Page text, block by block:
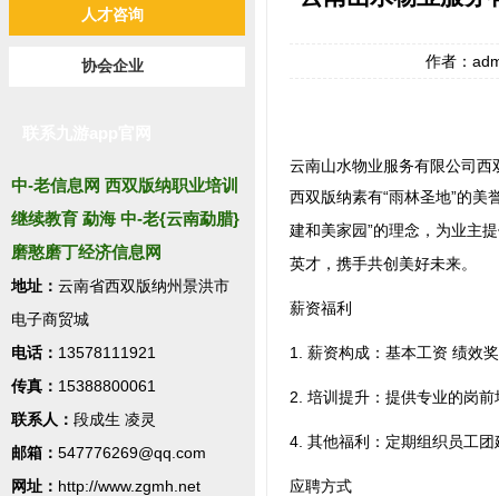
人才咨询
协会企业
中-老信息网 西双版纳职业培训
继续教育 勐海 中-老{云南勐腊}
磨憨磨丁经济信息网
地址： 云南省西双版纳州景洪市
电子商贸城
电话： 13578111921
传真： 15388800061
联系人： 段成生 凌灵
邮箱： 547776269@qq.com
网址： http://www.zgmh.net
作者：
云南山水物业服务有限公司西
西双版纳素有“雨林圣地”的
建和美家园”的理念，为业主
英才，携手共创美好未来。
薪资福利
1. 薪资构成：基本工资 绩效
2. 培训提升：提供专业的岗
4. 其他福利：定期组织员工
应聘方式